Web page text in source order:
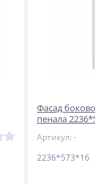
Фасад
пенала
Артикул: -
2236*573*16